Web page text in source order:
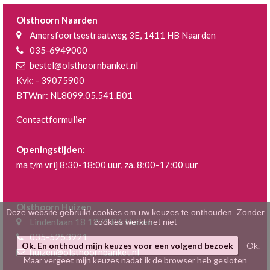
Klein gebak
Hartig
Zoet
Bonbons / Chocolade
Dieet/allergie
Werken bij >
Olsthoorn Naarden
Amersfoortsestraatweg 3E, 1411 HB Naarden
035-6949000
bestel@olsthoornbanket.nl
Kvk: - 39075900
BTWnr: NL8099.05.541.B01
Contactformulier
Openingstijden:
ma t/m vrij 8:30-18:00 uur, za. 8:00-17:00 uur
Olsthoorn Huizen
Lindenlaan 18 1271 BA Huizen
035-5253921
huizen@olsthoornbanket.nl
Deze website gebruikt cookies om uw keuzes te onthouden. Zonder
cookies werkt het niet
Ok. En onthoud mijn keuzes voor een volgend bezoek
Ok.
Maar vergeet mijn keuzes nadat ik de browser heb gesloten